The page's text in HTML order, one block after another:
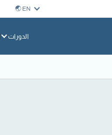
EN 🌏︎
الدورات